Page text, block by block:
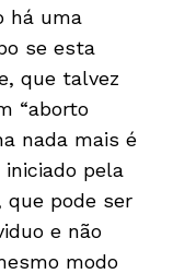
há uma
se esta
que talvez
“aborto
nada mais é
pela
que pode ser
e não
modo